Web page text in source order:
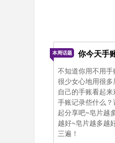
本周话题 你今天手
不知道你用不用
很少女心地用很
自己的手账看起
手账记录些什么
起分享吧~皂片越
越好~皂片越多越
三遍！